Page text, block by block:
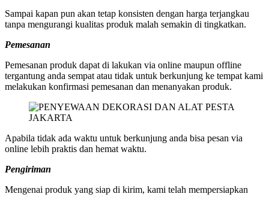
Sampai kapan pun akan tetap konsisten dengan harga terjangkau
tanpa mengurangi kualitas produk malah semakin di tingkatkan.
Pemesanan
Pemesanan produk dapat di lakukan via online maupun offline
tergantung anda sempat atau tidak untuk berkunjung ke tempat kami
melakukan konfirmasi pemesanan dan menanyakan produk.
Apabila tidak ada waktu untuk berkunjung anda bisa pesan via
online lebih praktis dan hemat waktu.
Pengiriman
Mengenai produk yang siap di kirim, kami telah mempersiapkan